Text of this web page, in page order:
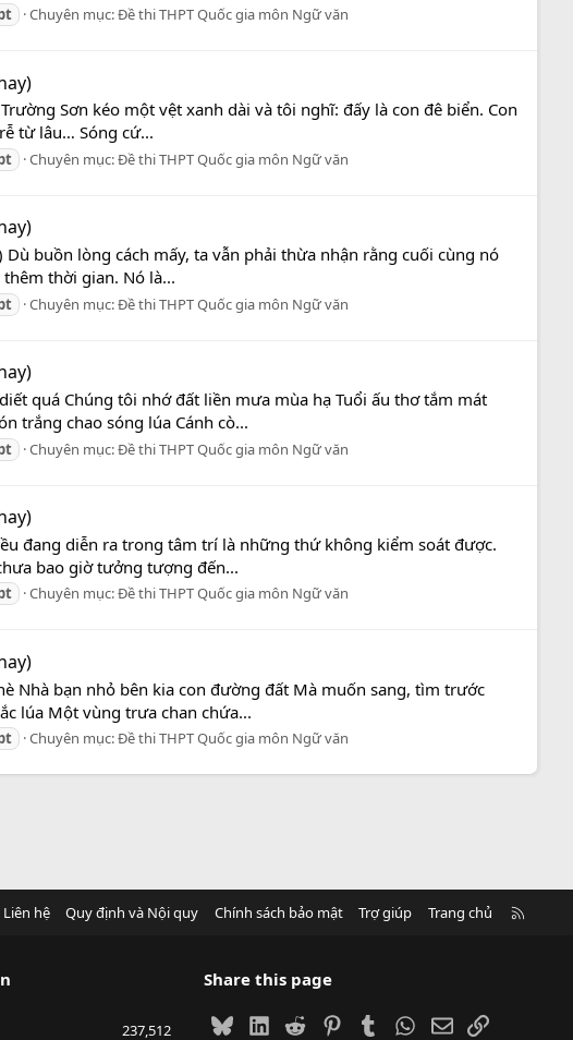
Chuyên mục:Đề thi THPT Quốc gia môn Ngữ văn
Sơn kéo một vệt xanh dài và tôi nghĩ: đấy là con đê biển. Con
từ lâu… Sóng cứ...
Chuyên mục:Đề thi THPT Quốc gia môn Ngữ văn
buồn lòng cách mấy, ta vẫn phải thừa nhận rằng cuối cùng nó
thời gian. Nó là...
Chuyên mục:Đề thi THPT Quốc gia môn Ngữ văn
quá Chúng tôi nhớ đất liền mưa mùa hạ Tuổi ấu thơ tắm mát
trắng chao sóng lúa Cánh cò...
Chuyên mục:Đề thi THPT Quốc gia môn Ngữ văn
đang diễn ra trong tâm trí là những thứ không kiểm soát được.
bao giờ tưởng tượng đến...
Chuyên mục:Đề thi THPT Quốc gia môn Ngữ văn
Nhà bạn nhỏ bên kia con đường đất Mà muốn sang, tìm trước
lúa Một vùng trưa chan chứa...
Chuyên mục:Đề thi THPT Quốc gia môn Ngữ văn
Liên hệ Quy định và Nội quy Chính sách bảo mật Trợ giúp Trang chủ
237,512
Share this page
BlueskyLinkedIn
Reddit PinterestTumblrWhatsApp
EmailLink